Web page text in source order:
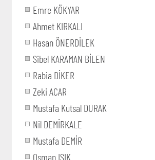
Emre KÖKYAR
Ahmet KIRKALI
Hasan ÖNERDİLEK
Sibel KARAMAN BİLEN
Rabia DİKER
Zeki ACAR
Mustafa Kutsal DURAK
Nil DEMİRKALE
Mustafa DEMİR
Osman IŞIK